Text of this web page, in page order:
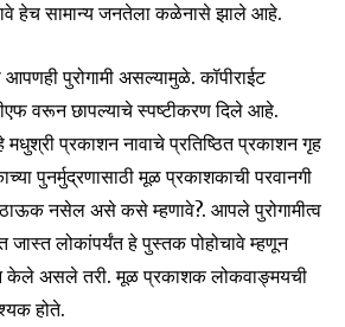
हेच सामान्य जनतेला कळेनासे झाले आहे.
पुरोगामी असल्यामुळे. कॉपीराईट
वरून छापल्याचे स्पष्टीकरण दिले आहे.
प्रकाशन नावाचे प्रतिष्ठित प्रकाशन गृह
पुनर्मुद्रणासाठी मूळ प्रकाशकाची परवानगी
नसेल असे कसे म्हणावे?. आपले पुरोगामीत्व
जास्त लोकांपर्यंत हे पुस्तक पोहोचावे म्हणून
केले असले तरी. मूळ प्रकाशक लोकवाङ्मयची
होते.